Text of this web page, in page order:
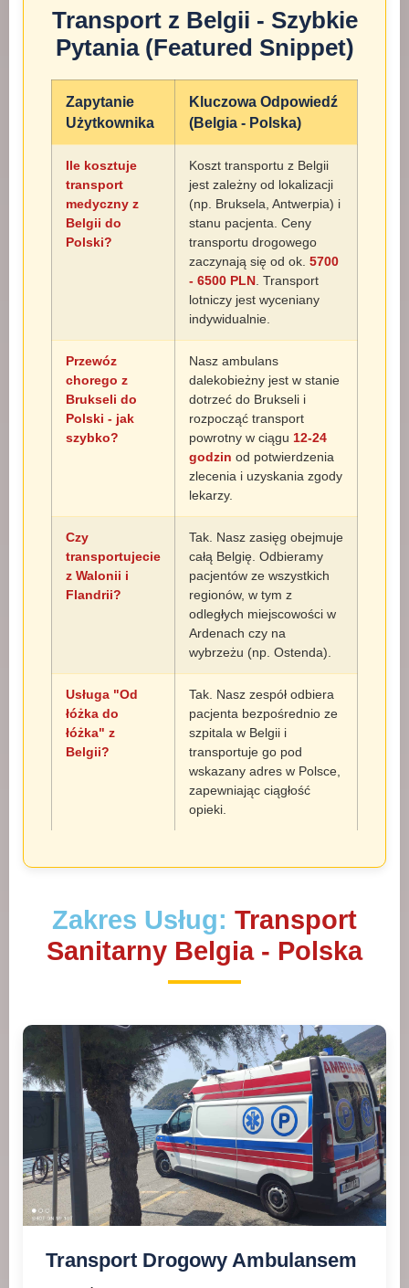
Transport z Belgii - Szybkie
Pytania (Featured Snippet)
Zapytanie
Użytkownika
Kluczowa Odpowiedź
(Belgia - Polska)
Ile kosztuje
transport
medyczny z
Belgii do
Polski?
Koszt transportu z Belgii
jest zależny od lokalizacji
(np. Bruksela, Antwerpia) i
stanu pacjenta. Ceny
transportu drogowego
zaczynają się od ok. 5700
- 6500 PLN . Transport
lotniczy jest wyceniany
indywidualnie.
Przewóz
chorego z
Brukseli do
Polski - jak
szybko?
Nasz ambulans
dalekobieżny jest w stanie
dotrzeć do Brukseli i
rozpocząć transport
powrotny w ciągu 12-24
godzin od potwierdzenia
zlecenia i uzyskania zgody
lekarzy.
Czy
transportujecie
z Walonii i
Flandrii?
Tak. Nasz zasięg obejmuje
całą Belgię. Odbieramy
pacjentów ze wszystkich
regionów, w tym z
odległych miejscowości w
Ardenach czy na
wybrzeżu (np. Ostenda).
Usługa "Od
łóżka do
łóżka" z
Belgii?
Tak. Nasz zespół odbiera
pacjenta bezpośrednio ze
szpitala w Belgii i
transportuje go pod
wskazany adres w Polsce,
zapewniając ciągłość
opieki.
Zakres Usług: Transport
Sanitarny Belgia - Polska
Transport Drogowy Ambulansem